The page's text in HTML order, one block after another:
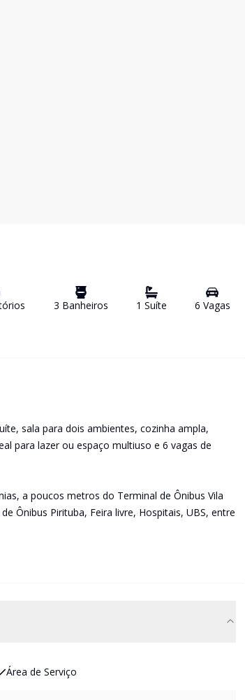
s 3 Banheiros 1 Suíte 6 Vagas
sala para dois ambientes, cozinha ampla,
para lazer ou espaço multiuso e 6 vagas de
a poucos metros do Terminal de Ônibus Vila
Ônibus Pirituba, Feira livre, Hospitais, UBS, entre
Área de Serviço